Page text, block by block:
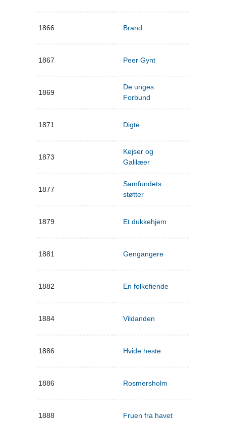
1866 Brand
1867 Peer Gynt
1869
De unges
Forbund
1871 Digte
1873
Kejser og
Galilæer
1877
Samfundets
støtter
1879 Et dukkehjem
1881 Gengangere
1882 En folkefiende
1884 Vildanden
1886 Hvide heste
1886 Rosmersholm
1888 Fruen fra havet